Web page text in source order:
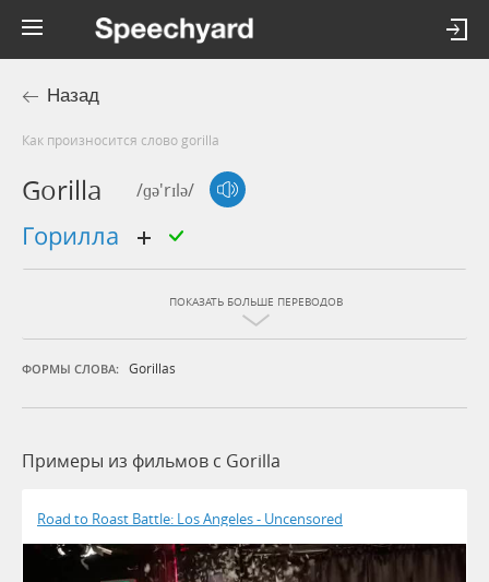
Назад
Как произносится слово gorilla
Gorilla /ɡə'rɪlə/
горилла
ПОКАЗАТЬ БОЛЬШЕ ПЕРЕВОДОВ
ФОРМЫ СЛОВА: Gorillas
Примеры из фильмов c Gorilla
Road to Roast Battle: Los Angeles - Uncensored